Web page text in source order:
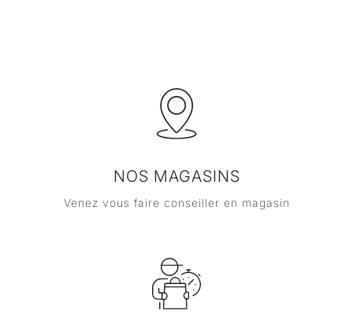
NOS MAGASINS
Venez vous faire conseiller en magasin